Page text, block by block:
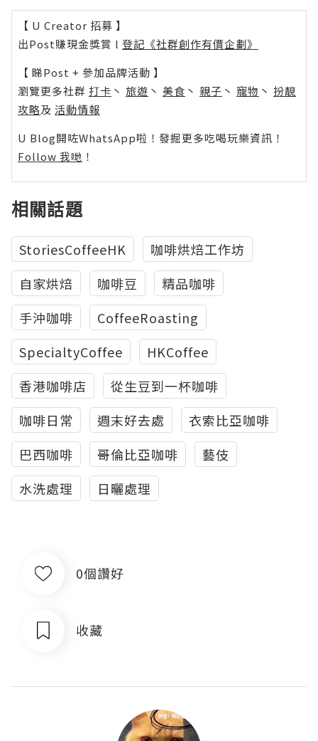
【 U Creator 招募 】
出Post賺現金獎賞 l 登記《社群創作有價企劃》
【 睇Post + 參加品牌活動 】
瀏覽更多社群 打卡 丶 旅遊 丶 美食 丶 親子 丶 寵物 丶 扮靚
攻略及 活動情報
U Blog開咗WhatsApp啦！發掘更多吃喝玩樂資訊！
Follow 我哋 ！
相關話題
StoriesCoffeeHK
咖啡烘焙工作坊
自家烘焙
咖啡豆
精品咖啡
手沖咖啡
CoffeeRoasting
SpecialtyCoffee
HKCoffee
香港咖啡店
從生豆到一杯咖啡
咖啡日常
週末好去處
衣索比亞咖啡
巴西咖啡
哥倫比亞咖啡
藝伎
水洗處理
日曬處理
0個讚好
收藏